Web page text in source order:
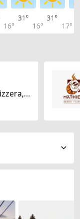
16°
31°
16°
31°
17°
Europeo, Francese, Svizzera, Italiana